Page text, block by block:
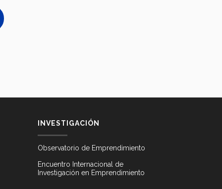
INVESTIGACIÓN
Observatorio de Emprendimiento
Encuentro Internacional de
Investigación en Emprendimiento